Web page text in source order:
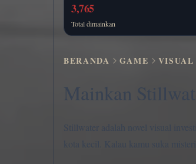
3,765
Total dimainkan
BERANDA GAME VISUAL
Mainkan
Stillwater adalah novel visual
kota kecil. Kalau kamu suka